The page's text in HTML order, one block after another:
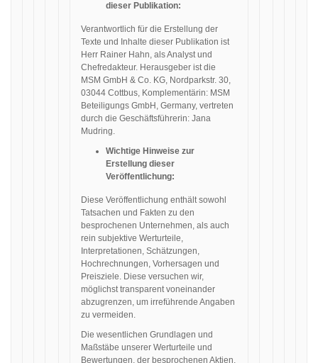
dieser Publikation:
Verantwortlich für die Erstellung der
Texte und Inhalte dieser Publikation ist
Herr Rainer Hahn, als Analyst und
Chefredakteur. Herausgeber ist die
MSM GmbH & Co. KG, Nordparkstr. 30,
03044 Cottbus, Komplementärin: MSM
Beteiligungs GmbH, Germany, vertreten
durch die Geschäftsführerin: Jana
Mudring.
Wichtige Hinweise zur
Erstellung dieser
Veröffentlichung:
Diese Veröffentlichung enthält sowohl
Tatsachen und Fakten zu den
besprochenen Unternehmen, als auch
rein subjektive Werturteile,
Interpretationen, Schätzungen,
Hochrechnungen, Vorhersagen und
Preisziele. Diese versuchen wir,
möglichst transparent voneinander
abzugrenzen, um irreführende Angaben
zu vermeiden.
Die wesentlichen Grundlagen und
Maßstäbe unserer Werturteile und
Bewertungen, der besprochenen Aktien,